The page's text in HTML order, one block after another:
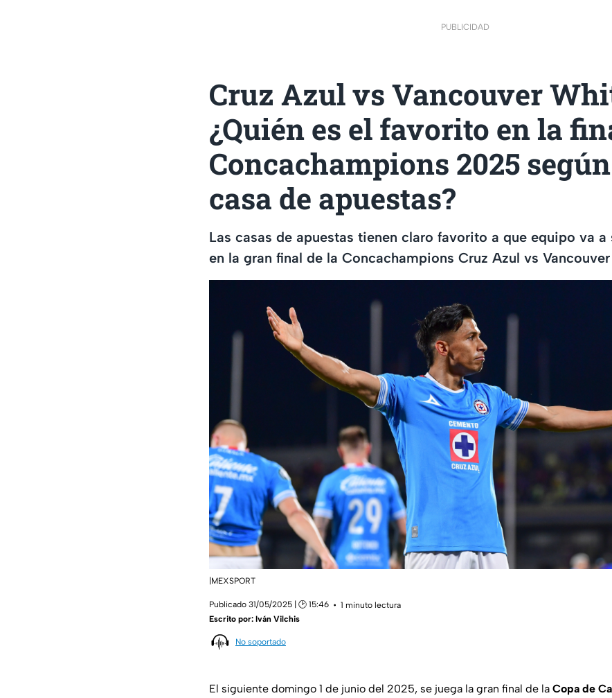
PUBLICIDAD
Cruz Azul vs Vancouver
¿Quién es el favorito en la
Concachampions 2025
casa de apuestas?
Las casas de apuestas tienen claro favorito a que equipo va a
en la gran final de la Concachampions Cruz Azul vs
|MEXSPORT
Publicado 31/05/2025 | 🕑 15:46
1 minuto lectura
Escrito por: Iván Vilchis
No soportado
El siguiente domingo 1 de junio del 2025, se juega la gran final de la Copa de